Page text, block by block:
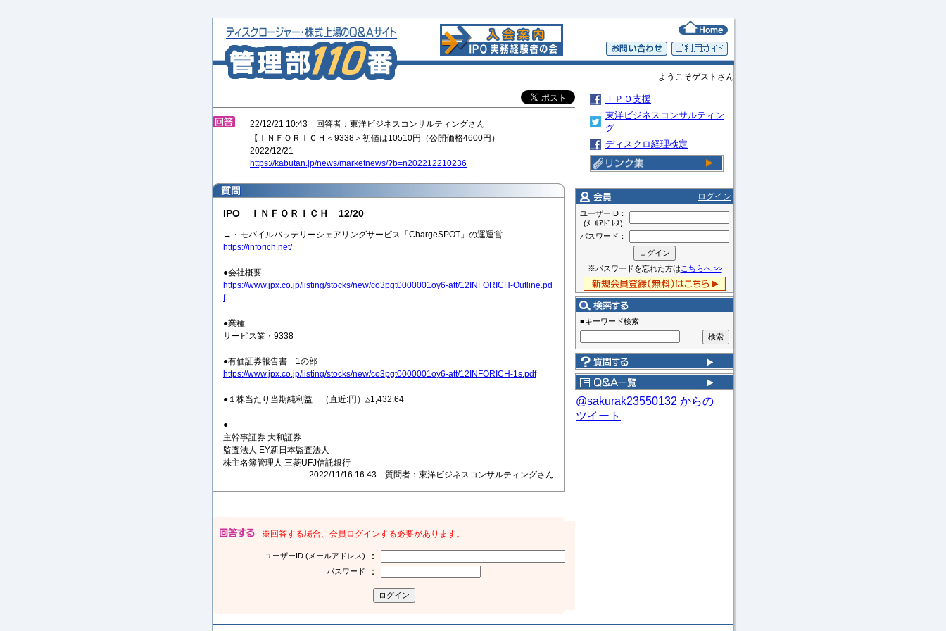
ようこそゲストさん
22/12/21 10:43 回答者：東洋ビジネスコンサルティングさん
【ＩＮＦＯＲＩＣＨ＜9338＞初値は10510円（公開価格4600円）
2022/12/21
https://kabutan.jp/news/marketnews/?b=n202212210236
IPO ＩＮＦＯＲＩＣＨ 12/20
→・モバイルバッテリーシェアリングサービス「ChargeSPOT」の運運営
https://inforich.net/
●会社概要
https://www.jpx.co.jp/listing/stocks/new/co3pgt0000001oy6-att/12INFORICH-Outline.pd
f
●業種
サービス業・9338
●有価証券報告書 1の部
https://www.jpx.co.jp/listing/stocks/new/co3pgt0000001oy6-att/12INFORICH-1s.pdf
●１株当たり当期純利益 （直近:円）△1,432.64
●
主幹事証券 大和証券
監査法人 EY新日本監査法人
株主名簿管理人 三菱UFJ信託銀行
2022/11/16 16:43 質問者：東洋ビジネスコンサルティングさん
※回答する場合、会員ログインする必要があります。
ユーザーID (メールアドレス) ：
パスワード ：
ＩＰＯ支援
東洋ビジネスコンサルティン
グ
ディスクロ経理検定
ログイン
ユーザーID：
(ﾒｰﾙｱﾄﾞﾚｽ)
パスワード：
※パスワードを忘れた方は こちらへ >>
■キーワード検索
@sakurak23550132 からの
ツイート